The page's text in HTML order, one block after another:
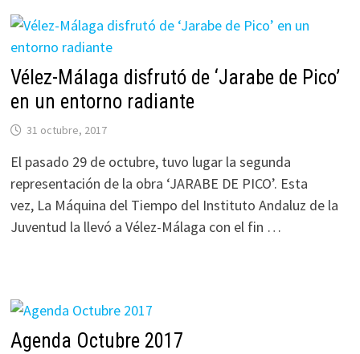
Vélez-Málaga disfrutó de ‘Jarabe de Pico’
en un entorno radiante
31 octubre, 2017
El pasado 29 de octubre, tuvo lugar la segunda
representación de la obra ‘JARABE DE PICO’. Esta
vez, La Máquina del Tiempo del Instituto Andaluz de la
Juventud la llevó a Vélez-Málaga con el fin …
Agenda Octubre 2017